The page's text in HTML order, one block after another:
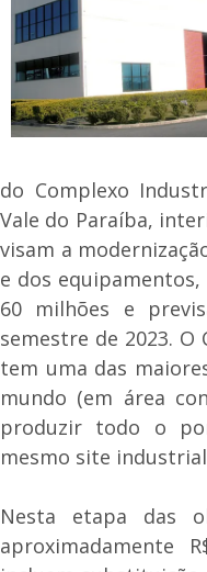
do Complexo
Vale do Paraíba,
visam a
e dos
60 milhões e
semestre de 2023.
tem uma das
mundo (em área
produzir todo o
mesmo site
Nesta etapa das
aproximadamente